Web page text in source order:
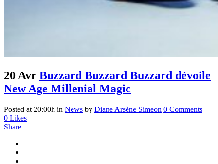
20 Avr Buzzard Buzzard Buzzard dévoile
New Age Millenial Magic
Posted at 20:00h in News by Diane Arsène Simeon 0 Comments
0 Likes
Share